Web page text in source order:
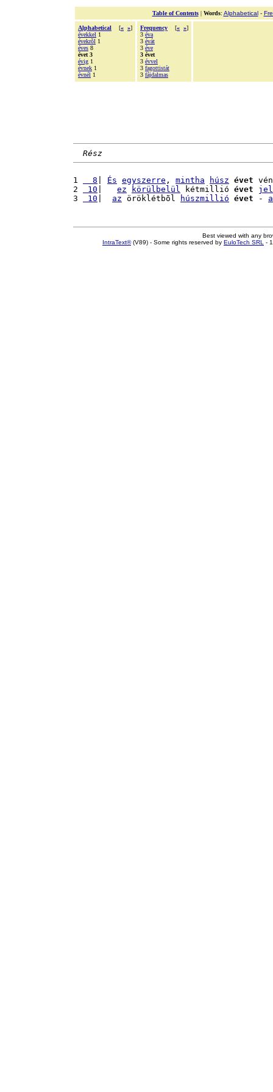
Table of Contents| Words: Alphabetical-
Alphabetical [« »]
évekkel 1
évekrõl 1
éves 8
évet 3
évig 1
évnek 1
évnél 1
Frequency [« »]
3 éva
3 évát
3 éve
3 évet
3 évvel
3 fagottistát
3 fájdalmas
Rész
1
  8
És egyszerre , mintha húsz évet
2
10 ez körülbelül kétmillió évet
3
10 az öröklétbõl húszmillió évet -
Best viewed with any
IntraText®(V89) - Some rights reserved by EuloTech SRL -